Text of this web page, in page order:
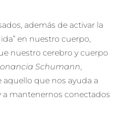
además de activar la
en nuestro cuerpo,
nuestro cerebro y cuerpo
Schumann,
aquello que nos ayuda a
mantenernos conectados